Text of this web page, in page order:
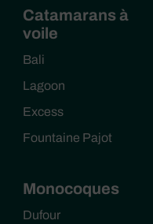
Catamarans à
voile
Bali
Lagoon
Excess
Fountaine Pajot
Monocoques
Dufour